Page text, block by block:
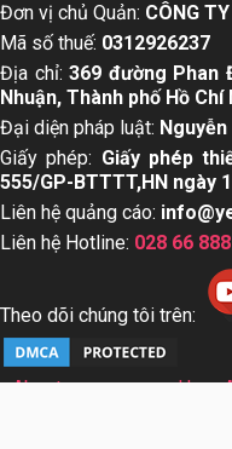
Đơn vị chủ Quản: CÔNG
Mã số thuế: 0312926237
Địa chỉ:369 đường Phan
Nhuận, Thành phố Hồ Chí
Đại diện pháp luật:
Giấy phép: Giấy phép
555/GP-BTTTT,HN ngày
Liên hệ quảng cáo:
Liên hệ Hotline: 028 66
Theo dõi chúng tôi trên:
About us User